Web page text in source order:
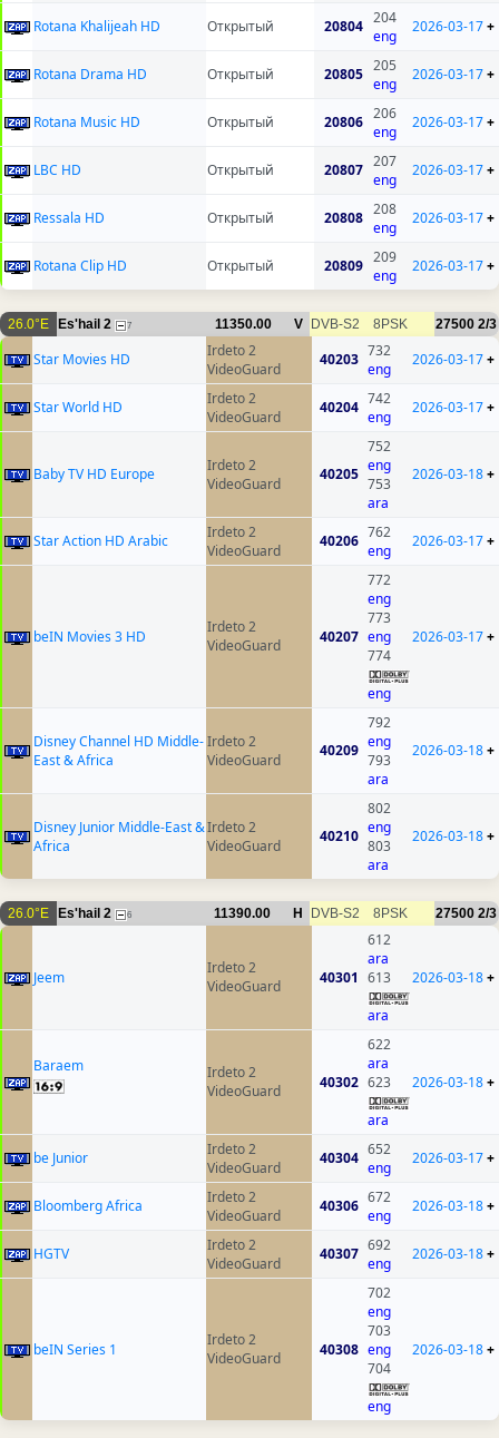
Rotana Khalijeah HD Открытый 20804 204
eng
2026-03-17+
Rotana Drama HD Открытый 20805 205
eng
2026-03-17+
Rotana Music HD Открытый 20806 206
eng
2026-03-17+
LBC HD Открытый 20807 207
eng
2026-03-17+
Ressala HD Открытый 20808 208
eng
2026-03-17+
Rotana Clip HD Открытый 20809 209
eng
2026-03-17+
26.0°E Es'hail 2 7 11350.00 V DVB-S2 8PSK 27500 2/3
Star Movies HD
Irdeto 2
VideoGuard
40203 732
eng
2026-03-17+
Star World HD
Irdeto 2
VideoGuard
40204 742
eng
2026-03-17+
Baby TV HD Europe
Irdeto 2
VideoGuard
40205
752
eng
753
ara
2026-03-18+
Star Action HD Arabic
Irdeto 2
VideoGuard
40206 762
eng
2026-03-17+
beIN Movies 3 HD
Irdeto 2
VideoGuard
40207
772
eng
773
eng
774
eng
2026-03-17+
Disney Channel HD Middle-
East & Africa
Irdeto 2
VideoGuard
40209
792
eng
793
ara
2026-03-18+
Disney Junior Middle-East &
Africa
Irdeto 2
VideoGuard
40210
802
eng
803
ara
2026-03-18+
26.0°E Es'hail 2 6 11390.00 H DVB-S2 8PSK 27500 2/3
Jeem
Irdeto 2
VideoGuard
40301
612
ara
613
ara
2026-03-18+
Baraem
Irdeto 2
VideoGuard
40302
622
ara
623
ara
2026-03-18+
be Junior
Irdeto 2
VideoGuard
40304 652
eng
2026-03-17+
Bloomberg Africa
Irdeto 2
VideoGuard
40306 672
eng
2026-03-18+
HGTV
Irdeto 2
VideoGuard
40307 692
eng
2026-03-18+
beIN Series 1
Irdeto 2
VideoGuard
40308
702
eng
703
eng
704
eng
2026-03-18+